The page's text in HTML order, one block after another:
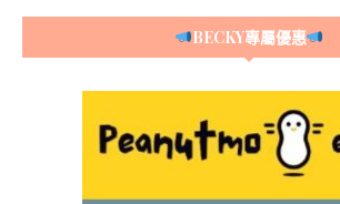
BECKY專屬優惠